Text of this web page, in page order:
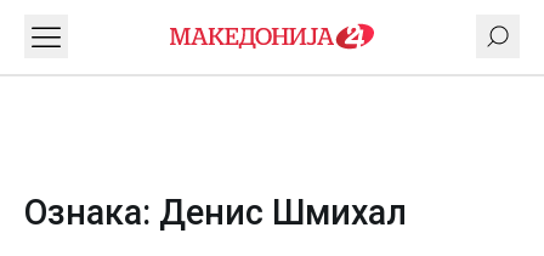
Ознака: Денис Шмихал